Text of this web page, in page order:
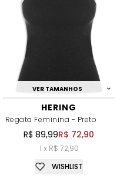
VER TAMANHOS
HERING
Regata Feminina - Preto
R$ 89,99R$ 72,90
1 x R$ 72,90
WISHLIST